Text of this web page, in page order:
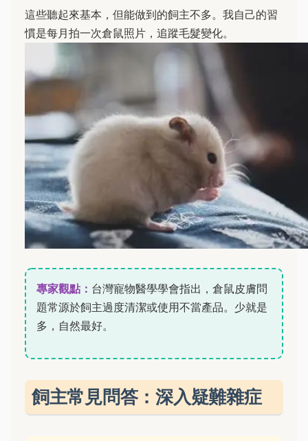
這些聽起來基本，但能做到的飼主不多。我自己的習
慣是每月拍一次倉鼠照片，追蹤毛髮變化。
專家觀點： 台灣寵物醫學學會指出，倉鼠皮膚問
題常源於飼主過度清潔或使用不當產品。少就是
多，自然最好。
飼主常見問答：深入疑難雜症